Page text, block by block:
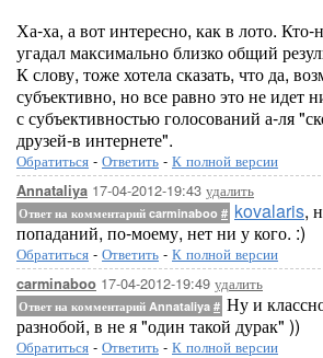
Ха-ха, а вот интересно, как в лото.
угадал максимально близко общий
К слову, тоже хотела сказать, что да,
субъективно, но все равно это не идет
с субъективностью голосований а-ля
друзей-в интернете".
Обратиться - Ответить - К полной версии
Annataliya 17-04-2012-19:43 удалить
Ответ на комментарий carminaboo # kovalaris,
попаданий, по-моему, нет ни у кого. :)
Обратиться - Ответить - К полной версии
carminaboo 17-04-2012-19:49 удалить
Ответ на комментарий Annataliya # Ну и
разнобой, в не я "один такой дурак" ))
Обратиться - Ответить - К полной версии